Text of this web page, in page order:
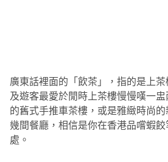
廣東話裡面的「飲茶」，指的是上
及遊客最愛於閒時上茶樓慢慢嘆一
的舊式手推車茶樓，或是雅緻時尚
幾間餐廳，相信是你在香港品嚐蝦
處。